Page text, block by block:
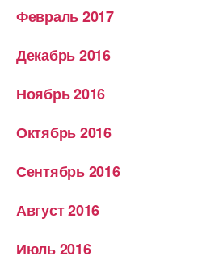
Февраль 2017
Декабрь 2016
Ноябрь 2016
Октябрь 2016
Сентябрь 2016
Август 2016
Июль 2016